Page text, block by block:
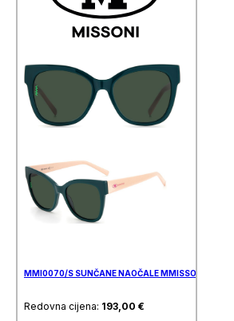
MMI0070/S SUNČANE NAOČALE MMISSONI
Redovna cijena: 193,00 €